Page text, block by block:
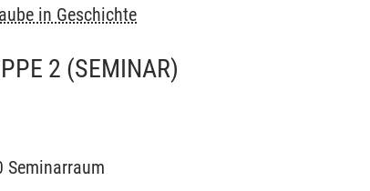
in Geschichte
2 (SEMINAR)
Seminarraum